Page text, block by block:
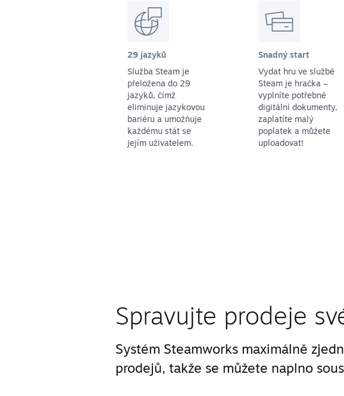
29 jazyků
Služba Steam je
přeložena do 29
jazyků, čímž
eliminuje jazykovou
bariéru a umožňuje
každému stát se
jejím uživatelem.
Snadný start
Vydat hru ve službě
Steam je hračka –
vyplníte potřebné
digitální dokumenty,
zaplatíte malý
poplatek a můžete
uploadovat!
Spravujte prodeje
Systém Steamworks maximálně
prodejů, takže se můžete naplno